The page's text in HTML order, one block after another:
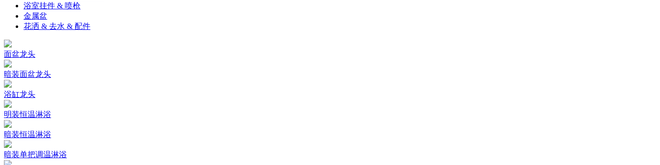
浴室挂件 & 喷枪
金属盆
花洒 & 去水 & 配件
面盆龙头
暗装面盆龙头
浴缸龙头
明装恒温淋浴
暗装恒温淋浴
暗装单把调温淋浴